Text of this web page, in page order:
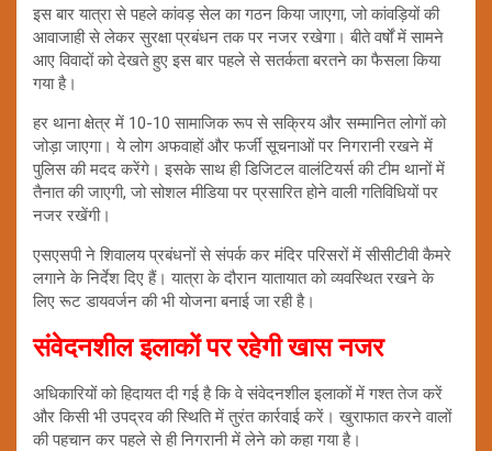
इस बार यात्रा से पहले कांवड़ सेल का गठन किया जाएगा, जो कांवड़ियों की
आवाजाही से लेकर सुरक्षा प्रबंधन तक पर नजर रखेगा। बीते वर्षों में सामने
आए विवादों को देखते हुए इस बार पहले से सतर्कता बरतने का फैसला किया
गया है।
हर थाना क्षेत्र में 10-10 सामाजिक रूप से सक्रिय और सम्मानित लोगों को
जोड़ा जाएगा। ये लोग अफवाहों और फर्जी सूचनाओं पर निगरानी रखने में
पुलिस की मदद करेंगे। इसके साथ ही डिजिटल वालंटियर्स की टीम थानों में
तैनात की जाएगी, जो सोशल मीडिया पर प्रसारित होने वाली गतिविधियों पर
नजर रखेंगी।
एसएसपी ने शिवालय प्रबंधनों से संपर्क कर मंदिर परिसरों में सीसीटीवी कैमरे
लगाने के निर्देश दिए हैं। यात्रा के दौरान यातायात को व्यवस्थित रखने के
लिए रूट डायवर्जन की भी योजना बनाई जा रही है।
संवेदनशील इलाकों पर रहेगी खास नजर
अधिकारियों को हिदायत दी गई है कि वे संवेदनशील इलाकों में गश्त तेज करें
और किसी भी उपद्रव की स्थिति में तुरंत कार्रवाई करें। खुराफात करने वालों
की पहचान कर पहले से ही निगरानी में लेने को कहा गया है।